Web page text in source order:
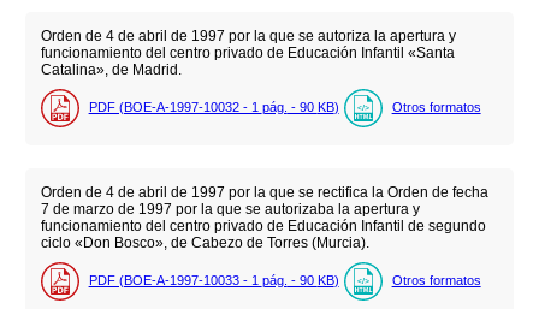
Orden de 4 de abril de 1997 por la que se autoriza la apertura y
funcionamiento del centro privado de Educación Infantil «Santa
Catalina», de Madrid.
PDF (BOE-A-1997-10032 - 1 pág. - 90 KB) Otros formatos
Orden de 4 de abril de 1997 por la que se rectifica la Orden de fecha
7 de marzo de 1997 por la que se autorizaba la apertura y
funcionamiento del centro privado de Educación Infantil de segundo
ciclo «Don Bosco», de Cabezo de Torres (Murcia).
PDF (BOE-A-1997-10033 - 1 pág. - 90 KB) Otros formatos